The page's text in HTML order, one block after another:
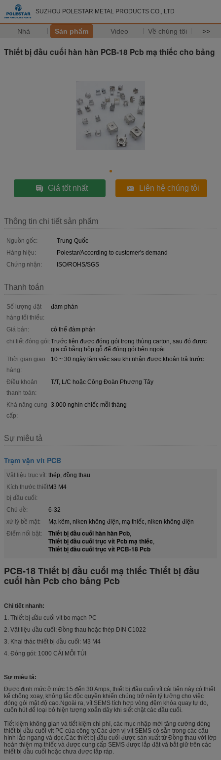
SUZHOU POLESTAR METAL PRODUCTS CO., LTD
Nhà Sản phẩm Video Về chúng tôi >>
Thiết bị đầu cuối hàn hàn PCB-18 Pcb mạ thiếc cho bảng
Giá tốt nhất Liên hệ chúng tôi
Thông tin chi tiết sản phẩm
Nguồn gốc:
Trung Quốc
Hàng hiệu:
Polestar/According to customer's demand
Chứng nhận:
ISO/ROHS/SGS
Thanh toán
Số lượng đặt
hàng tối thiểu:
đàm phán
Giá bán:
có thể đàm phán
chi tiết đóng gói:Trước tiên được đóng gói trong thùng carton, sau đó được
gia cố bằng hộp gỗ để đóng gói bên ngoài
Thời gian giao
hàng:
10 ~ 30 ngày làm việc sau khi nhận được khoản trả trước
Điều khoản
thanh toán:
T/T, L/C hoặc Công Đoàn Phương Tây
Khả năng cung
cấp:
3.000 nghìn chiếc mỗi tháng
Sự miêu tả
Trạm vặn vít PCB
Vật liệu trục vít: thép, đồng thau
Kích thước thiết
bị đầu cuối:
M3 M4
Chủ đề:
6-32
xử lý bề mặt:
Mạ kẽm, niken không điện, mạ thiếc, niken không điện
Điểm nổi bật:
Thiết bị đầu cuối hàn hàn Pcb,
Thiết bị đầu cuối trục vít Pcb mạ thiếc,
Thiết bị đầu cuối trục vít PCB-18 Pcb
PCB-18 Thiết bị đầu cuối mạ thiếc Thiết bị đầu
cuối hàn Pcb cho bảng Pcb
Chi tiết nhanh:
1. Thiết bị đầu cuối vít bo mạch PC
2. Vật liệu đầu cuối: Đồng thau hoặc thép DIN C1022
3. Khai thác thiết bị đầu cuối: M3 M4
4. Đóng gói: 1000 CÁI MỖI TÚI
Sự miêu tả:
Được định mức ở mức 15 đến 30 Amps, thiết bị đầu cuối vít cải tiến này có thiết
kế chống xoay, không lắc độc quyền khiến chúng trở nên lý tưởng cho việc
đóng gói mật độ cao.Ngoài ra, vít SEMS tích hợp vòng đệm khóa quay tự do,
cuốn hút để loại bỏ hiện tượng xoắn dây khi siết chặt các đầu cuối.
Tiết kiệm không gian và tiết kiệm chi phí, các mục nhập mới tăng cường dòng
thiết bị đầu cuối vít PC của công ty.Các đơn vị vít SEMS có sẵn trong các cấu
hình lắp ngang và dọc.Các thiết bị đầu cuối được sản xuất từ ​​Đồng thau với lớp
hoàn thiện mạ thiếc và được cung cấp SEMS được lắp đặt và bắt giữ trên các
thiết bị đầu cuối hoặc chưa được lắp ráp.